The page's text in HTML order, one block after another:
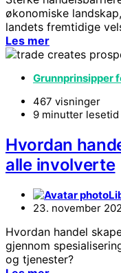
økonomiske
landets fremtidige
Les mer
Grunnprinsipper
467 visninger
9 minutter lesetid
Hvordan
alle involverte
23. november
Hvordan handel
gjennom
og tjenester?